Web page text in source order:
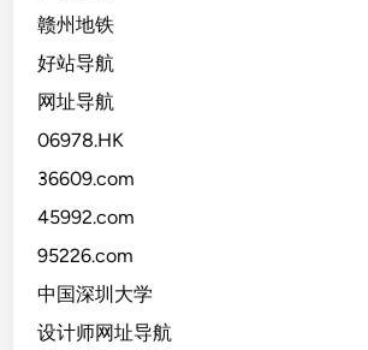
赣州地铁
好站导航
网址导航
06978.HK
36609.com
45992.com
95226.com
中国深圳大学
设计师网址导航